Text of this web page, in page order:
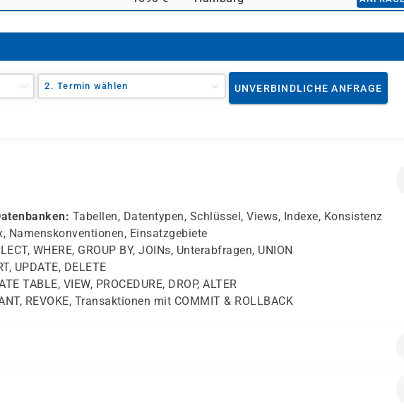
2. Termin wählen UNVERBINDLICHE ANFRAGE
Tabellen, Datentypen, Schlüssel, Views, Indexe, Konsistenz
Namenskonventionen, Einsatzgebiete
WHERE, GROUP BY, JOINs, Unterabfragen, UNION
UPDATE, DELETE
TABLE, VIEW, PROCEDURE, DROP, ALTER
REVOKE, Transaktionen mit COMMIT & ROLLBACK
und Abstraktion